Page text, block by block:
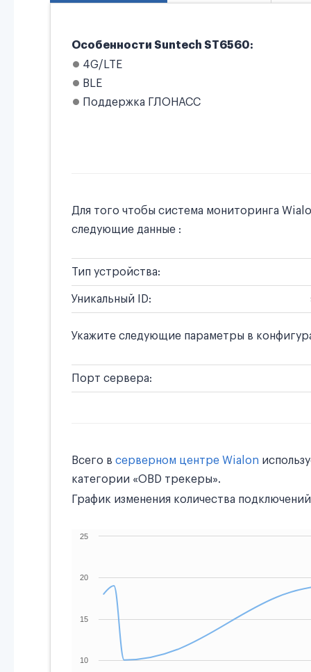
Особенности Suntech ST6560:
4G/LTE
BLE
Поддержка ГЛОНАСС
Для того чтобы система мониторинга
следующие данные :
Тип устройства:
Уникальный ID:
Укажите следующие параметры в
Порт сервера:
Всего в серверном центре Wialon
категории «OBD трекеры».
График изменения количества